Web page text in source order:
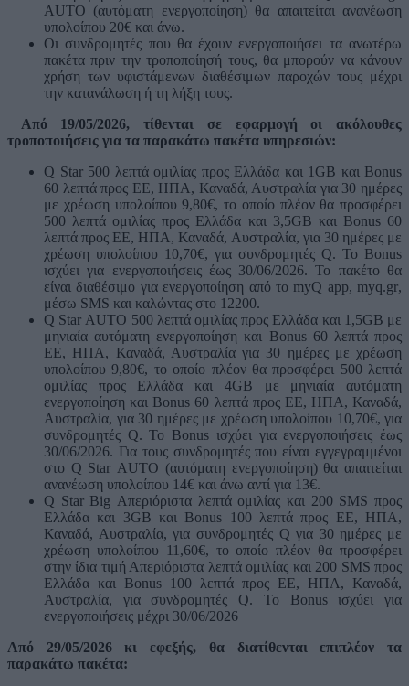
AUTO (αυτόματη ενεργοποίηση) θα απαιτείται ανανέωση
υπολοίπου 20€ και άνω.
Οι συνδρομητές που θα έχουν ενεργοποιήσει τα ανωτέρω
πακέτα πριν την τροποποίησή τους, θα μπορούν να κάνουν
χρήση των υφιστάμενων διαθέσιμων παροχών τους μέχρι
την κατανάλωση ή τη λήξη τους.
Από 19/05/2026, τίθενται σε εφαρμογή οι ακόλουθες
τροποποιήσεις για τα παρακάτω πακέτα υπηρεσιών:
Q Star 500 λεπτά ομιλίας προς Ελλάδα και 1GΒ και Bonus
60 λεπτά προς ΕΕ, ΗΠΑ, Καναδά, Αυστραλία για 30 ημέρες
με χρέωση υπολοίπου 9,80€, το οποίο πλέον θα προσφέρει
500 λεπτά ομιλίας προς Ελλάδα και 3,5GΒ και Bonus 60
λεπτά προς ΕΕ, ΗΠΑ, Καναδά, Αυστραλία, για 30 ημέρες με
χρέωση υπολοίπου 10,70€, για συνδρομητές Q. Το Bonus
ισχύει για ενεργοποιήσεις έως 30/06/2026. Το πακέτο θα
είναι διαθέσιμο για ενεργοποίηση από το myQ app, myq.gr,
μέσω SMS και καλώντας στο 12200.
Q StarAUTO 500 λεπτά ομιλίας προς Ελλάδα και 1,5GB με
μηνιαία αυτόματη ενεργοποίηση και Bonus 60 λεπτά προς
ΕΕ, ΗΠΑ, Καναδά, Αυστραλία για 30 ημέρες με χρέωση
υπολοίπου 9,80€, το οποίο πλέον θα προσφέρει 500 λεπτά
ομιλίας προς Ελλάδα και 4GB με μηνιαία αυτόματη
ενεργοποίηση και Bonus 60 λεπτά προς ΕΕ, ΗΠΑ, Καναδά,
Αυστραλία, για 30 ημέρες με χρέωση υπολοίπου 10,70€, για
συνδρομητές Q. Το Bonus ισχύει για ενεργοποιήσεις έως
30/06/2026. Για τους συνδρομητές που είναι εγγεγραμμένοι
στο Q Star AUTO (αυτόματη ενεργοποίηση) θα απαιτείται
ανανέωση υπολοίπου 14€ και άνω αντί για 13€.
Q Star Big Απεριόριστα λεπτά ομιλίας και 200 SMS προς
Ελλάδα και 3GΒ και Bonus 100 λεπτά προς ΕΕ, ΗΠΑ,
Καναδά, Αυστραλία, για συνδρομητές Q για 30 ημέρες με
χρέωση υπολοίπου 11,60€, το οποίο πλέον θα προσφέρει
στην ίδια τιμή Απεριόριστα λεπτά ομιλίας και 200 SMS προς
Ελλάδα και Bonus 100 λεπτά προς ΕΕ, ΗΠΑ, Καναδά,
Αυστραλία, για συνδρομητές Q. Το Bonus ισχύει για
ενεργοποιήσεις μέχρι 30/06/2026
Από 29/05/2026 κι εφεξής, θα διατίθενται επιπλέον τα
παρακάτω πακέτα: